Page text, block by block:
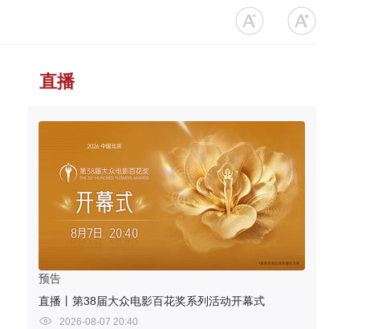
直播
预告
直播丨第38届大众电影百花奖系列活动开幕式
2026-08-07 20:40